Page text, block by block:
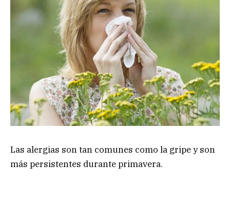
Las alergias son tan comunes como la gripe y son
más persistentes durante primavera.